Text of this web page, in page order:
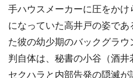
手ハウスメーカーに圧をか
になっていた高井戸の姿で
た彼の幼少期のバックグラ
判自体は、秘書の小谷（酒
セクハラと内部告発の隠滅